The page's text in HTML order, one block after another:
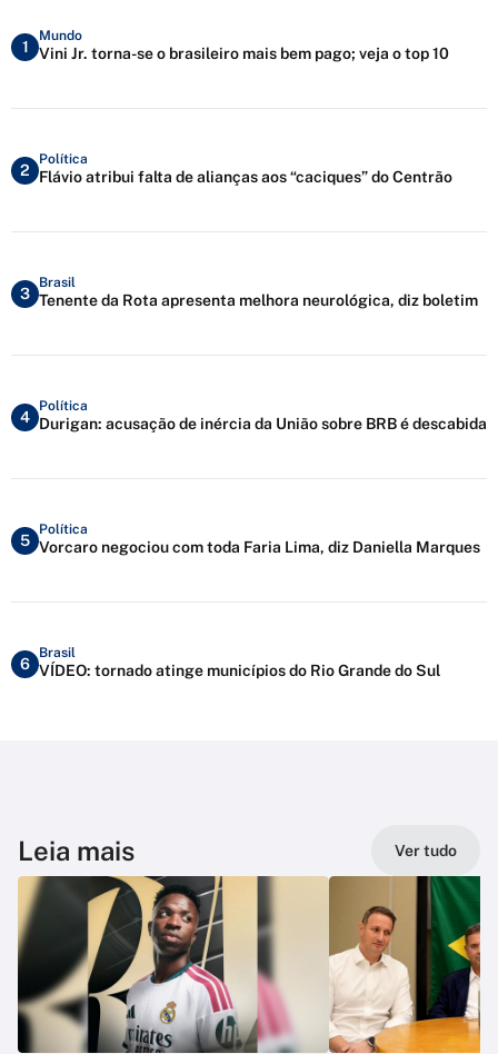
1
Mundo
Vini Jr. torna-se o brasileiro mais bem pago; veja o top 10
2
Política
Flávio atribui falta de alianças aos “caciques” do Centrão
3
Brasil
Tenente da Rota apresenta melhora neurológica, diz boletim
4
Política
Durigan: acusação de inércia da União sobre BRB é descabida
5
Política
Vorcaro negociou com toda Faria Lima, diz Daniella Marques
6
Brasil
VÍDEO: tornado atinge municípios do Rio Grande do Sul
Leia mais Ver tudo